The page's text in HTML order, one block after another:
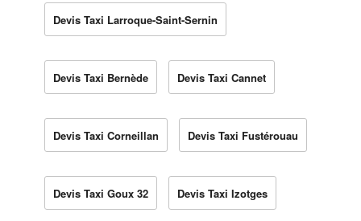
Devis Taxi Larroque-Saint-Sernin
Devis Taxi Bernède Devis Taxi Cannet
Devis Taxi Corneillan Devis Taxi Fustérouau
Devis Taxi Goux 32 Devis Taxi Izotges